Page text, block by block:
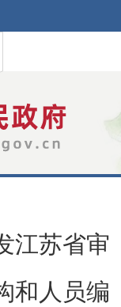
江苏省审
和人员编